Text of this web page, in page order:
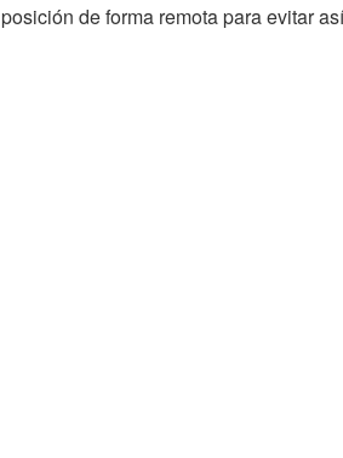
posición de forma remota para evitar